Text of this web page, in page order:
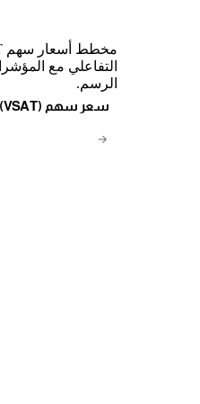
التفاعلي مع
الرسم.
→
(2026/08/08) اليوم (VSAT) سعر سهم